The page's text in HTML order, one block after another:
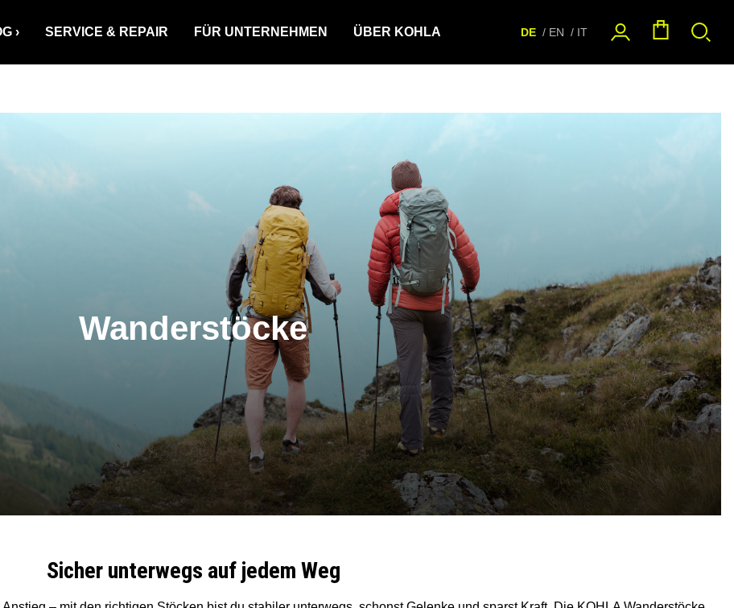
SERVICE & REPAIR FÜR UNTERNEHMEN ÜBER KOHLA DE EN IT
Wanderstöcke
Sicher unterwegs auf jedem Weg